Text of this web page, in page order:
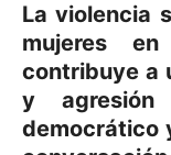
La violencia
mujeres
contribuye a
y
democrático